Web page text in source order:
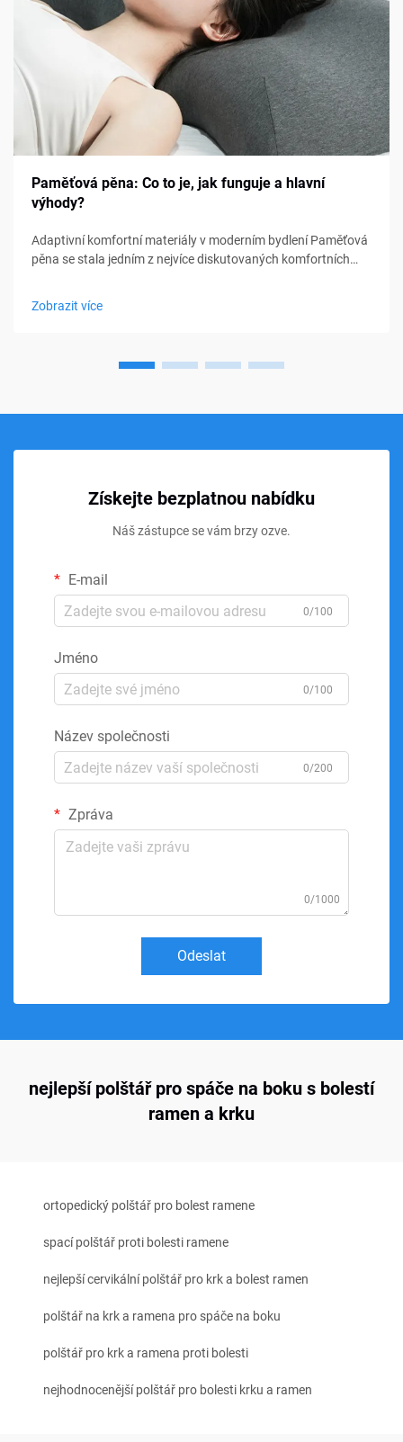
Paměťová pěna: Co to je, jak funguje a hlavní
výhody?
Adaptivní komfortní materiály v moderním bydlení Paměťová
pěna se stala jedním z nejvíce diskutovaných komfortních
Zobrazit více
Získejte bezplatnou nabídku
Náš zástupce se vám brzy ozve.
E-mail
0/100
Jméno
0/100
Název společnosti
0/200
Zpráva
0/1000
Odeslat
nejlepší polštář pro spáče na boku s bolestí
ramen a krku
ortopedický polštář pro bolest ramene
spací polštář proti bolesti ramene
nejlepší cervikální polštář pro krk a bolest ramen
polštář na krk a ramena pro spáče na boku
polštář pro krk a ramena proti bolesti
nejhodnocenější polštář pro bolesti krku a ramen